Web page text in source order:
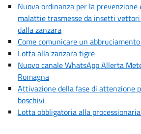
Nuova ordinanza per la
malattie trasmesse da insetti
dalla zanzara
Come comunicare un
Lotta alla zanzara tigre
Nuovo canale WhatsApp Allerta
Romagna
Attivazione della fase di attenzione
boschivi
Lotta obbligatoria alla